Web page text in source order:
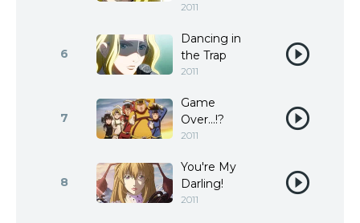
2011
6
Dancing in
the Trap
2011
7
Game
Over...!?
2011
8
You're My
Darling!
2011